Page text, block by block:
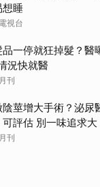
想睡
視台
品一停就狂掉髮？醫
況快就醫
刊
陰莖增大手術？泌尿
可評估 別一味追求大
刊